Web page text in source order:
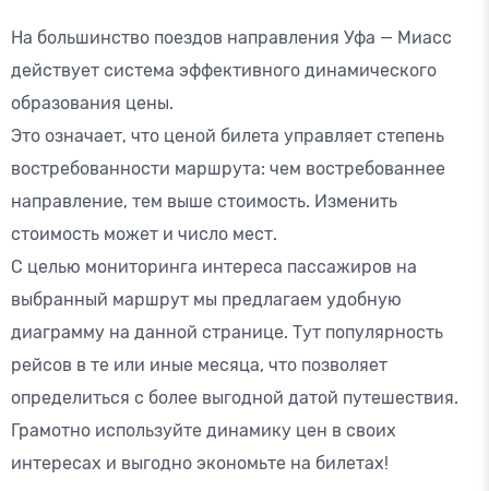
На большинство поездов направления Уфа — Миасс
действует система эффективного динамического
образования цены.
Это означает, что ценой билета управляет степень
востребованности маршрута: чем востребованнее
направление, тем выше стоимость. Изменить
стоимость может и число мест.
С целью мониторинга интереса пассажиров на
выбранный маршрут мы предлагаем удобную
диаграмму на данной странице. Тут популярность
рейсов в те или иные месяца, что позволяет
определиться с более выгодной датой путешествия.
Грамотно используйте динамику цен в своих
интересах и выгодно экономьте на билетах!